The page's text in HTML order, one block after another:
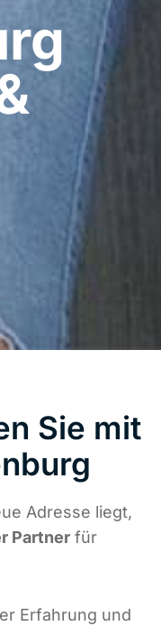
Sie mit
Adresse liegt,
Partner für
Erfahrung und